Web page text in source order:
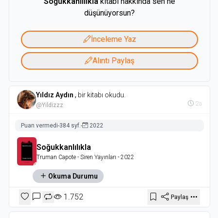
düşünüyorsun?
İnceleme Yaz
Alıntı Paylaş
Yıldız Aydın , bir kitabı okudu.
@Yildizzz 2a
Puan vermedi-384 syf.- 2022
Soğukkanlılıkla
Truman Capote - Siren Yayınları - 2022
Okuma Durumu
1.752 Paylaş